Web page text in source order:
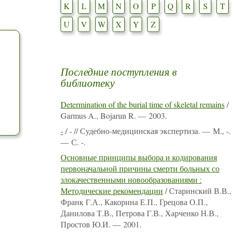
K
L M N O P Q R S
T
U
V W X Y Z
Последние поступления в
библиотеку
Determination of the burial time of skeletal remains/
Garmus A., Bojarun R. — 2003.
-/ - // Судебно-медицинская экспертиза. — М., -.
— С. -.
Основные принципы выбора и кодирования
первоначальной причины смерти больных со
злокачественными новообразованиями :
Методические рекомендации / Старинский В.В.,
Франк Г.А., Какорина Е.П., Грецова О.П.,
Данилова Т.В., Петрова Г.В., Харченко Н.В.,
Простов Ю.И. — 2001.